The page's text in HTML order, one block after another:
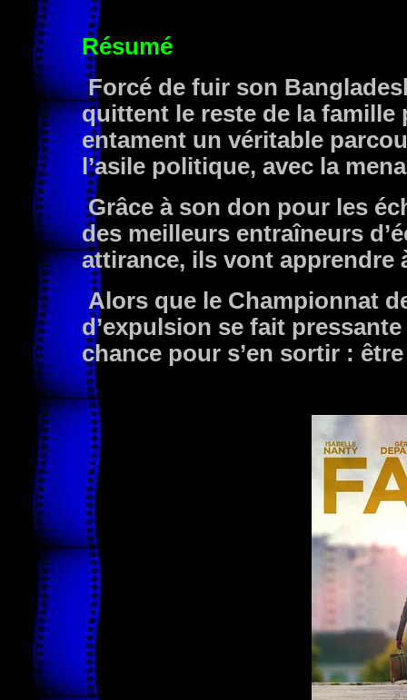
Résumé
Forcé de fuir son
quittent le reste de la famille
entament un véritable
l’asile politique, avec la
Grâce à son don pour les
des meilleurs entraîneurs
attirance, ils vont apprendre
Alors que le Championnat
d’expulsion se fait
chance pour s’en sortir :